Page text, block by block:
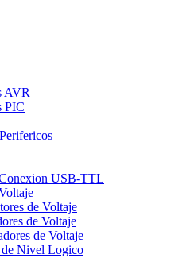
AVR
PIC
USB-TTL
de Voltaje
de Voltaje
de Voltaje
de Nivel Logico